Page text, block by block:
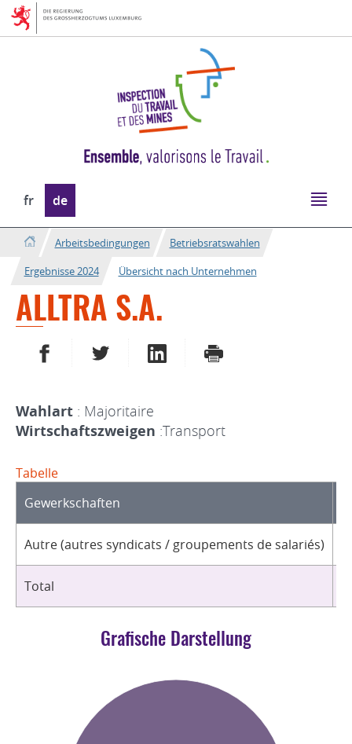
Zur
Navigation
Zum
Inhalt
Sprache
wechseln
fr de
Arbeitsbedingungen
Betriebsratswahlen
Ergebnisse 2024
Übersicht nach Unternehmen
ALLTRA S.A.
AUF FACEBOOK TEILENAUF TWITTER TEILENAUF LINKEDIN TEILEN
DRUCKEN
Wahlart : Majoritaire
Wirtschaftszweigen :Transport
Tabelle
Gewerkschaften
Autre (autres syndicats / groupements de salariés)
Total
Grafische Darstellung